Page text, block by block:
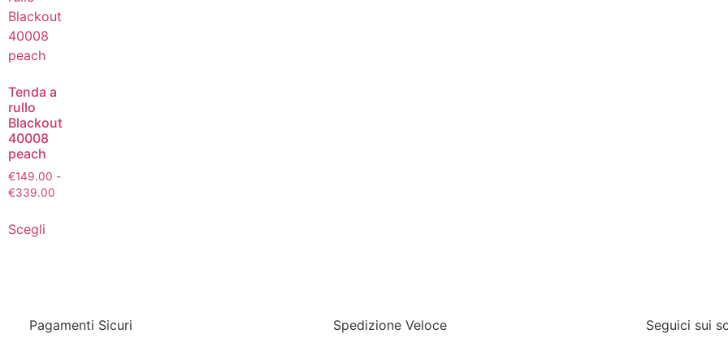
Tenda a
rullo
Blackout
40008
peach
€149.00 -
€339.00
Scegli
Pagamenti Sicuri Spedizione Veloce Seguici sui